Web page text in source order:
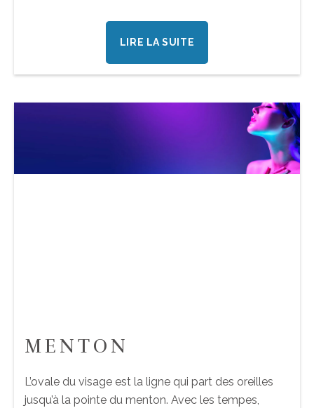
LIRE LA SUITE
MENTON
L’ovale du visage est la ligne qui part des oreilles
jusqu’à la pointe du menton. Avec les tempes,